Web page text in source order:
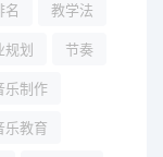
名 教学法
规划 节奏
乐制作
乐教育